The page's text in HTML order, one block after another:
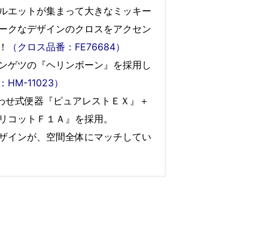
エットが集まって大きなミッキー
クなデザインのクロスをアクセン
（クロス品番：FE76684）
ゲツの『ヘリンボーン』を採用し
HM-11023）
せ式便器『ピュアレストＥＸ』＋
コットＦ１Ａ』を採用。
インが、空間全体にマッチしてい